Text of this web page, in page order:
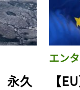
永久
エン
【